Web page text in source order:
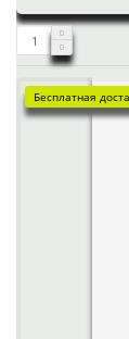
Бесплатная